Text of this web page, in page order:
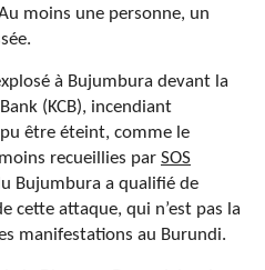
moins une personne, un
à Bujumbura devant la
(KCB), incendiant
être éteint, comme le
recueillies par SOS
Bujumbura a qualifié de
cette attaque, qui n’est pas la
manifestations au Burundi.